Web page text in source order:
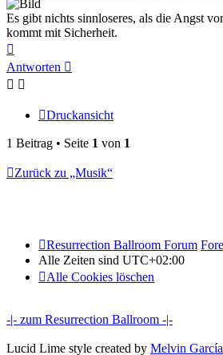
Es gibt nichts sinnloseres, als die Angst
kommt mit Sicherheit.
oben
Antworten
Druckansicht
1 Beitrag • Seite 1 von 1
Zurück zu „Musik“
Resurrection Ballroom Forum
Alle Zeiten sind UTC+02:00
Alle Cookies löschen
-|- zum Resurrection Ballroom -|-
Lucid Lime style created by Melvin García